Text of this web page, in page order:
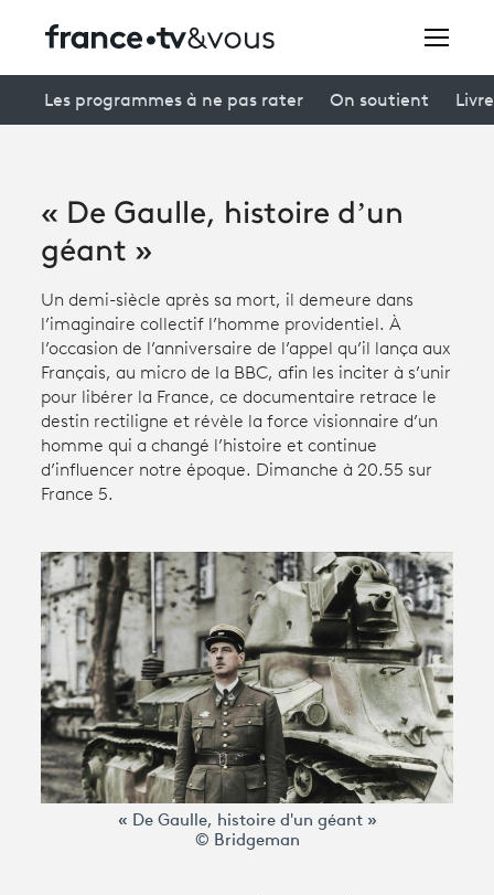
connexion
Avantages fidélité
Creators
À la une
Participer et assister à une émission
À votre écoute
Productions et innovation
Programme tv
Les programmes à ne pas rater On soutient
« De Gaulle, histoire d’un
géant »
Un demi-siècle après sa mort, il demeure dans
l’imaginaire collectif l’homme providentiel. À
l’occasion de l’anniversaire de l’appel qu’il lança aux
Français, au micro de la BBC, afin les inciter à s’unir
pour libérer la France, ce documentaire retrace le
destin rectiligne et révèle la force visionnaire d’un
homme qui a changé l’histoire et continue
d’influencer notre époque. Dimanche à 20.55 sur
France 5.
« De Gaulle, histoire d'un géant »
© Bridgeman